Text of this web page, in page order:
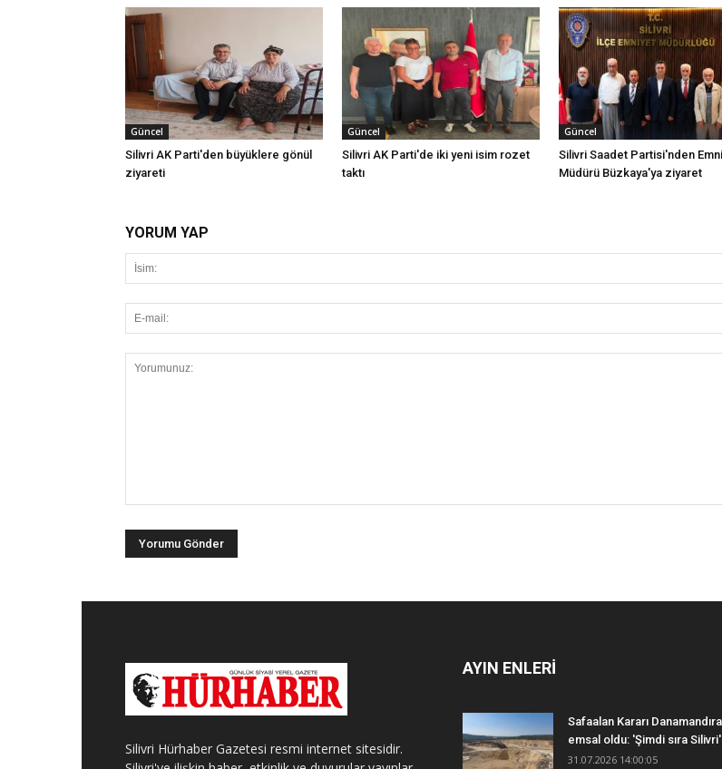
Güncel
Silivri AK Parti'den büyüklere gönül
ziyareti
Güncel
Silivri AK Parti'de iki yeni isim rozet
taktı
Güncel
Silivri Saadet Partisi'nden
Müdürü Büzkaya'ya ziyaret
YORUM YAP
Silivri Hürhaber Gazetesi resmi internet sitesidir.
AYIN ENLERİ
Safaalan Kararı
emsal oldu: 'Şimdi sıra
31.07.2026 14:00:05